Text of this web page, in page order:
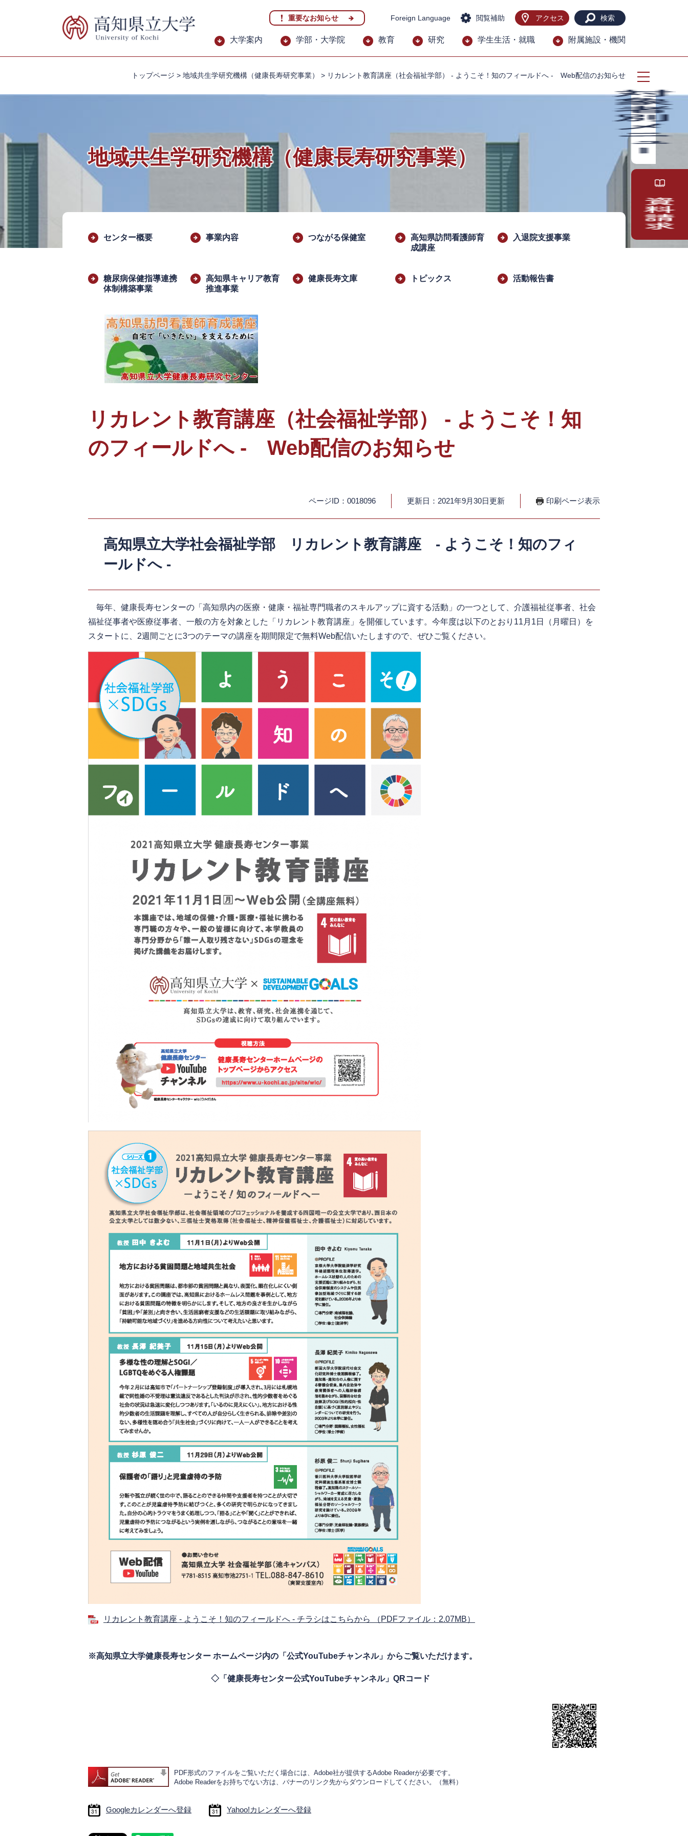
先
を
へ
重要なお知らせ Foreign Language 閲覧補助 アクセス 検索
大学案内 学部・大学院 教育 研究 学生生活・就職 附属施設・機関
トップページ > 地域共生学研究機構（健康長寿研究事業） > リカレント教育講座（社会福祉学部） - ようこそ！知のフィールドへ - Web配信のお知らせ
地域共生学研究機構（健康長寿研究事業）
本
センター概要
事業内容 つながる保健室
高知県訪問看護師育
成講座
入退院支援事業
糖尿病保健指導連携
体制構築事業
高知県キャリア教育
推進事業
健康長寿文庫 トピックス 活動報告書
リカレント教育講座（社会福祉学部） - ようこそ！知
のフィールドへ - Web配信のお知らせ
ページID：0018096 更新日：2021年9月30日更新 印刷ページ表示
高知県立大学社会福祉学部 リカレント教育講座 - ようこそ！知のフィ
ールドへ -
毎年、健康長寿センターの「高知県内の医療・健康・福祉専門職者のスキルアップに資する活動」の一つとして、介護福祉従事者、社会
福祉従事者や医療従事者、一般の方を対象とした「リカレント教育講座」を開催しています。今年度は以下のとおり11月1日（月曜日）を
スタートに、2週間ごとに3つのテーマの講座を期間限定で無料Web配信いたしますので、ぜひご覧ください。
リカレント教育講座 ‐ ようこそ！知のフィールドへ - チラシはこちらから （PDFファイル：2.07MB）
※高知県立大学健康長寿センター ホームページ内の「公式YouTubeチャンネル」からご覧いただけます。
◇「健康長寿センター公式YouTubeチャンネル」QRコード
PDF形式のファイルをご覧いただく場合には、Adobe社が提供するAdobe Readerが必要です。
Adobe Readerをお持ちでない方は、バナーのリンク先からダウンロードしてください。（無料）
Googleカレンダーへ登録 Yahoo!カレンダーへ登録